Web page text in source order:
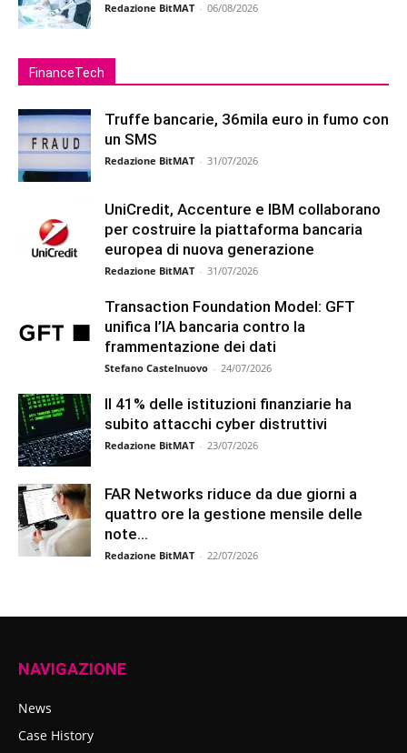
Redazione BitMAT - 06/08/2026
FinanceTech
Truffe bancarie, 36mila euro in fumo con
un SMS
Redazione BitMAT - 31/07/2026
UniCredit, Accenture e IBM collaborano
per costruire la piattaforma bancaria
europea di nuova generazione
Redazione BitMAT - 31/07/2026
Transaction Foundation Model: GFT
unifica l’IA bancaria contro la
frammentazione dei dati
Stefano Castelnuovo - 24/07/2026
Il 41% delle istituzioni finanziarie ha
subito attacchi cyber distruttivi
Redazione BitMAT - 23/07/2026
FAR Networks riduce da due giorni a
quattro ore la gestione mensile delle
note...
Redazione BitMAT - 22/07/2026
NAVIGAZIONE
News
Case History